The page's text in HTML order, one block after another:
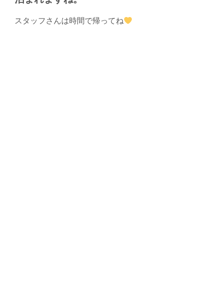
スタッフさんは時間で帰ってね